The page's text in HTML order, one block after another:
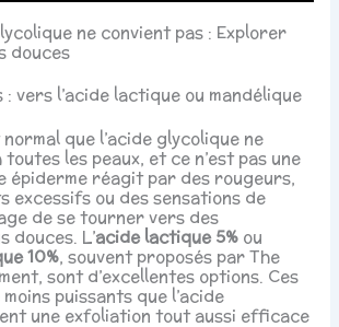
ne convient pas : Explorer
douces
: vers l’acide lactique ou mandélique
que l’acide glycolique ne
toutes les peaux, et ce n’est pas une
épiderme réagit par des rougeurs,
excessifs ou des sensations de
de se tourner vers des
douces. L’acide lactique 5% ou
10%, souvent proposés par The
sont d’excellentes options. Ces
puissants que l’acide
une exfoliation tout aussi efficace